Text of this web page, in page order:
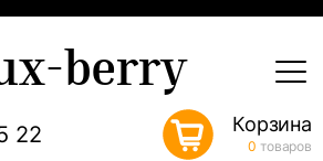
22
berry
Корзина
0 товаров